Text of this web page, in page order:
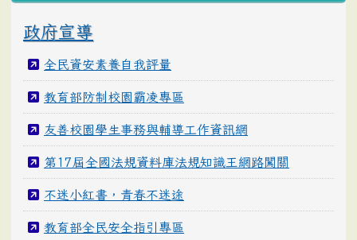
政府宣導
全民資安素養自我評量
教育部防制校園霸凌專區
友善校園學生事務與輔導工作資訊網
第17屆全國法規資料庫法規知識王網路闖關
不迷小紅書，青春不迷途
教育部全民安全指引專區